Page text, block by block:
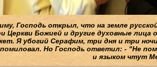
Господь открыл, что на земле
Церкви Божией и другие духовные
Я убогий Серафим, три дня и три
Но Господь ответил: - "Не
и языком чтут